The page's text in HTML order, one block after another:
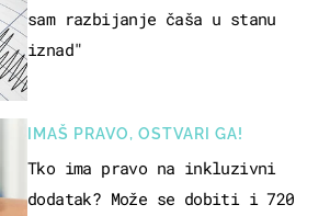
sam razbijanje čaša u stanu
iznad"
IMAŠ PRAVO, OSTVARI GA!
Tko ima pravo na inkluzivni
dodatak? Može se dobiti i 720